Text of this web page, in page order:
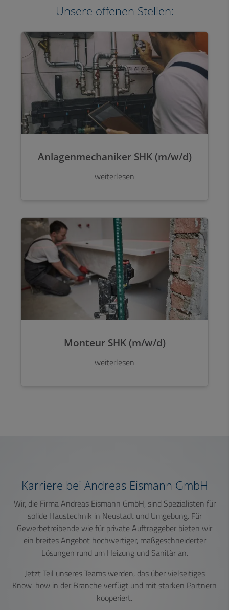
Unsere offenen Stellen:
Anlagenmechaniker SHK (m/w/d)
weiterlesen
Monteur SHK (m/w/d)
weiterlesen
Karriere bei Andreas Eismann GmbH
Wir, die Firma Andreas Eismann GmbH, sind Spezialisten für
solide Haustechnik in Neustadt und Umgebung. Für
Gewerbetreibende wie für private Auftraggeber bieten wir
ein breites Angebot hochwertiger, maßgeschneiderter
Lösungen rund um Heizung und Sanitär an.
Jetzt Teil unseres Teams werden, das über vielseitiges
Know-how in der Branche verfügt und mit starken Partnern
kooperiert.